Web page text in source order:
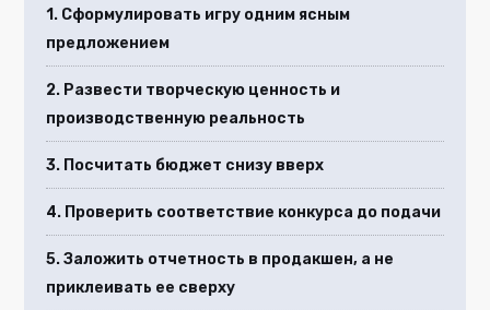
1. Сформулировать игру одним ясным
предложением
2. Развести творческую ценность и
производственную реальность
3. Посчитать бюджет снизу вверх
4. Проверить соответствие конкурса до подачи
5. Заложить отчетность в продакшен, а не
приклеивать ее сверху